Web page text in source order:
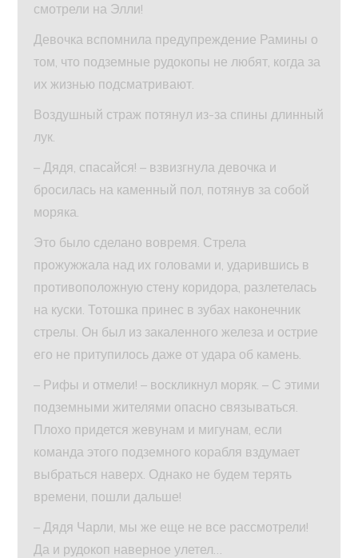
смотрели на Элли!
Девочка вспомнила предупреждение Рамины о
том, что подземные рудокопы не любят, когда за
их жизнью подсматривают.
Воздушный страж потянул из-за спины длинный
лук.
– Дядя, спасайся! – взвизгнула девочка и
бросилась на каменный пол, потянув за собой
моряка.
Это было сделано вовремя. Стрела
прожужжала над их головами и, ударившись в
противоположную стену коридора, разлетелась
на куски. Тотошка принес в зубах наконечник
стрелы. Он был из закаленного железа и острие
его не притупилось даже от удара об камень.
– Рифы и отмели! – воскликнул моряк. – С этими
подземными жителями опасно связываться.
Плохо придется жевунам и мигунам, если
команда этого подземного корабля вздумает
выбраться наверх. Однако не будем терять
времени, пошли дальше!
– Дядя Чарли, мы же еще не все рассмотрели!
Да и рудокоп наверное улетел…